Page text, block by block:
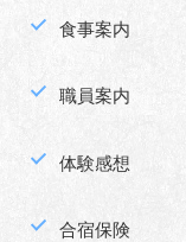
食事案内
職員案内
体験感想
合宿保険